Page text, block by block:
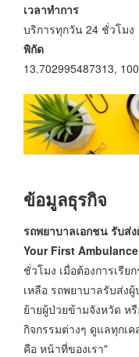
เวลาทำการ
บริการทุกวัน 24 ชั่วโมง
พิกัด
13.702995487313,
ข้อมูลธุรกิจ
รถพยาบาลเอกชน รับส่
Your First Ambulance
ชั่วโมง เมื่อต้องการเรี
เหลือ รถพยาบาลรับส่ง
ย้ายผู้ป่วยข้ามจังหวัด ห
กิจกรรมต่างๆ ดูแลทุกเ
คือ หน้าที่ของเรา"